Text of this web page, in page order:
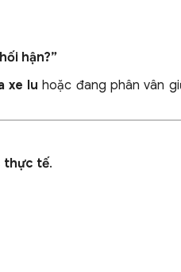
hận?”
xe lu hoặc đang phân vân
thực tế.